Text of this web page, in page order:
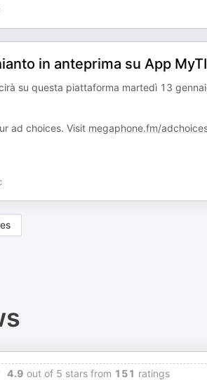
in anteprima su App
su questa piattaforma martedì 13
ad choices. Visit megaphone.fm/
4.9 out of 5 stars from 151 ratings